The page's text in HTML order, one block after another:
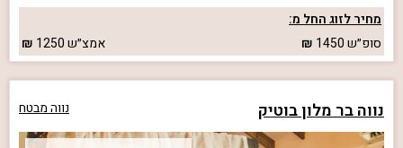
מחיר לזוג החל מ:
סופ״ש1450 אמצ״ש1250
נווה בר מלון בוטיק נווה מבטח